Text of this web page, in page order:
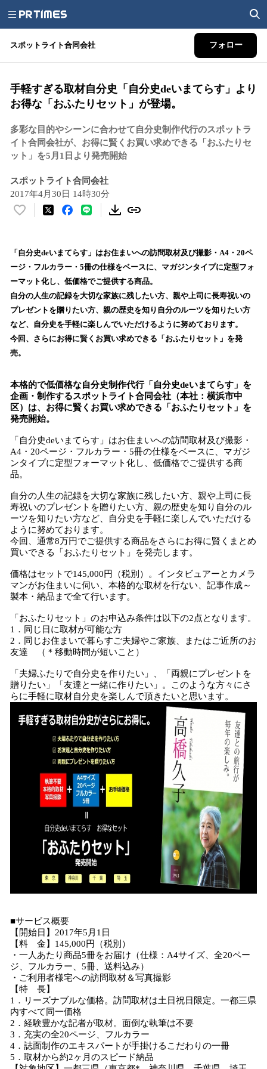
スポットライト合同会社 フォロー
手軽すぎる取材自分史「自分史deいまてらす」より
お得な「おふたりセット」が登場。
多彩な目的やシーンに合わせて自分史制作代行のスポットラ
イト合同会社が、お得に賢くお買い求めできる「おふたりセ
ット」を5月1日より発売開始
スポットライト合同会社
2017年4月30日 14時30分
い
！
数
を
読
込
み
中
で
「自分史deいまてらす」はお住まいへの訪問取材及び撮影・A4・20ペ
ージ・フルカラー・5冊の仕様をベースに、マガジンタイプに定型フォ
ーマット化し、低価格でご提供する商品。
自分の人生の記録を大切な家族に残したい方、親や上司に長寿祝いの
プレゼントを贈りたい方、親の歴史を知り自分のルーツを知りたい方
など、自分史を手軽に楽しんでいただけるように努めております。
今回、さらにお得に賢くお買い求めできる「おふたりセット」を発
売。
本格的で低価格な自分史制作代行「自分史deいまてらす」を
企画・制作するスポットライト合同会社（本社：横浜市中
区）は、お得に賢くお買い求めできる「おふたりセット」を
発売開始。
「自分史deいまてらす」はお住まいへの訪問取材及び撮影・
A4・20ページ・フルカラー・5冊の仕様をベースに、マガジ
ンタイプに定型フォーマット化し、低価格でご提供する商
品。
自分の人生の記録を大切な家族に残したい方、親や上司に長
寿祝いのプレゼントを贈りたい方、親の歴史を知り自分のル
ーツを知りたい方など、自分史を手軽に楽しんでいただける
ように努めております。
今回、通常8万円でご提供する商品をさらにお得に賢くまとめ
買いできる「おふたりセット」を発売します。
価格はセットで145,000円（税別）。インタビュアーとカメラ
マンがお住まいに伺い、本格的な取材を行ない、記事作成～
製本・納品まで全て行います。
「おふたりセット」のお申込み条件は以下の2点となります。
1．同じ日に取材が可能な方
2．同じお住まいで暮らすご夫婦やご家族、またはご近所のお
友達 （＊移動時間が短いこと）
「夫婦ふたりで自分史を作りたい」、「両親にプレゼントを
贈りたい」「友達と一緒に作りたい」。このような方々にさ
らに手軽に取材自分史を楽しんで頂きたいと思います。
■サービス概要
【開始日】2017年5月1日
【料 金】145,000円（税別）
・一人あたり商品5冊をお届け（仕様：A4サイズ、全20ペー
ジ、フルカラー、5冊、送料込み）
・ご利用者様宅への訪問取材＆写真撮影
【特 長】
1．リーズナブルな価格。訪問取材は土日祝日限定。一都三県
内すべて同一価格
2．経験豊かな記者が取材。面倒な執筆は不要
3．充実の全20ページ、フルカラー
4．誌面制作のエキスパートが手掛けるこだわりの一冊
5．取材から約2ヶ月のスピード納品